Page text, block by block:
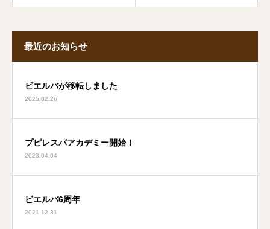
最近のお知らせ
ビエルバが移転しました
2025.02.26
プピレスパアカデミー開始！
2023.04.04
ビエルバ6周年
2021.12.31